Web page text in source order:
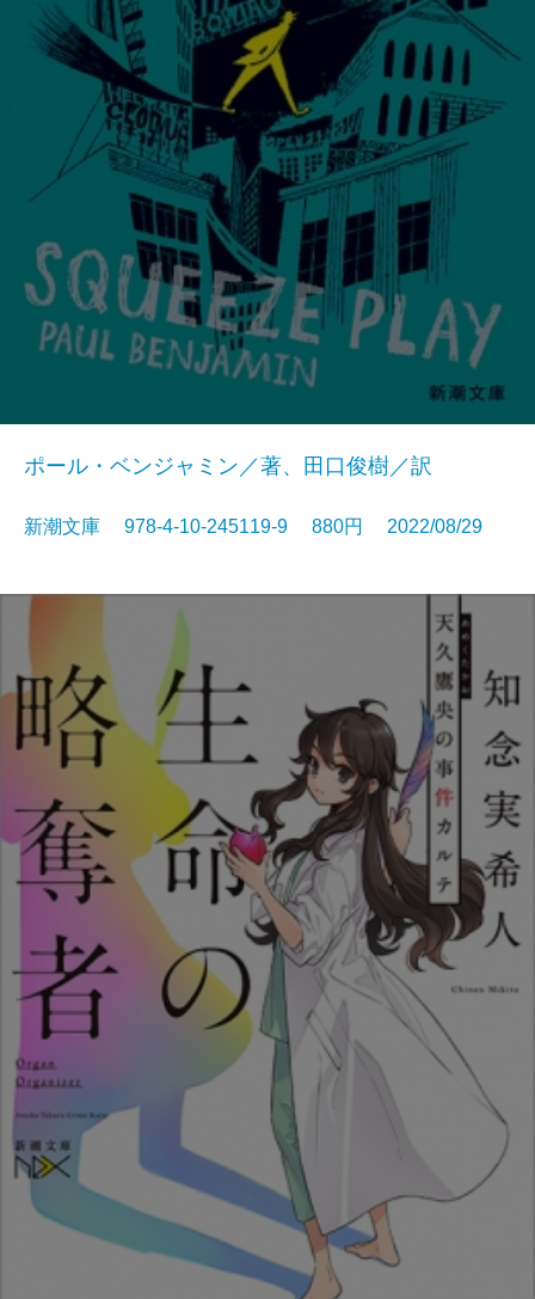
ポール・ベンジャミン／著、田口俊樹／訳
新潮文庫 978-4-10-245119-9 880円 2022/08/29